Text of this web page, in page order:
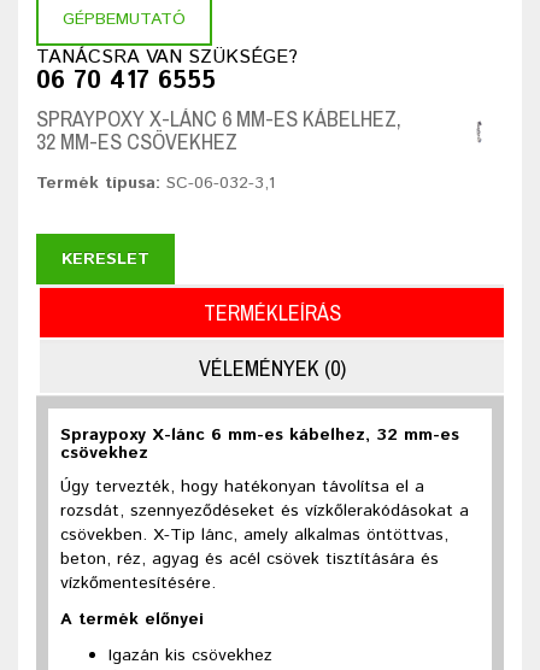
GÉPBEMUTATÓ
TANÁCSRA VAN SZÜKSÉGE?
06 70 417 6555
SPRAYPOXY X-LÁNC 6 MM-ES KÁBELHEZ,
32 MM-ES CSÖVEKHEZ
Termék típusa: SC-06-032-3,1
KERESLET
TERMÉKLEÍRÁS
VÉLEMÉNYEK (0)
Spraypoxy X-lánc 6 mm-es kábelhez, 32 mm-es
csövekhez
Úgy tervezték, hogy hatékonyan távolítsa el a
rozsdát, szennyeződéseket és vízkőlerakódásokat a
csövekben. X-Tip lánc, amely alkalmas öntöttvas,
beton, réz, agyag és acél csövek tisztítására és
vízkőmentesítésére.
A termék előnyei
Igazán kis csövekhez